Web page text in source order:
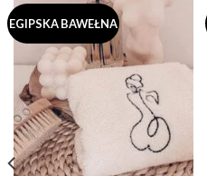
EGIPSKA BAWEŁNA